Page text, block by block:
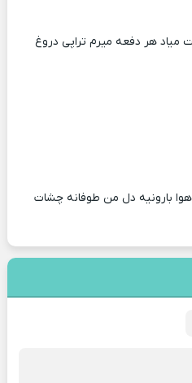
میاد هر دفعه میرم تراپی دروغ‌
هوا بارونیه دل من طوفانه چشات